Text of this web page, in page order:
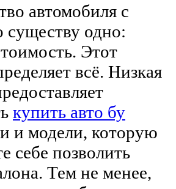
автомобиля с
существу одно:
Этот
всё. Низкая
купить авто бу
и модели, которую
себе позволить
Тем не менее,